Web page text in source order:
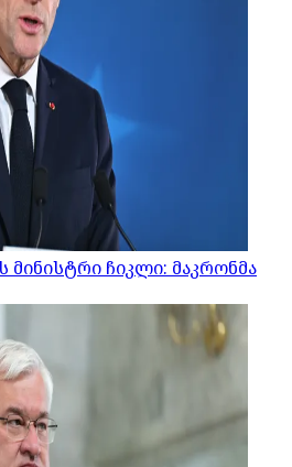
ჩიკლი: მაკრონმა